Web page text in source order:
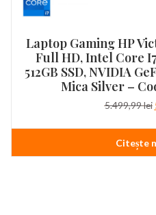
Laptop Gaming HP
Full HD, Intel Core
512GB SSD, NVIDIA
Mica Silver –
5.499,99lei
Citește